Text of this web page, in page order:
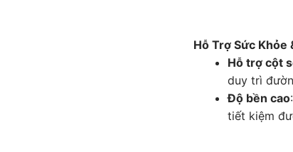
Hỗ Trợ Sức Khỏe
Hỗ trợ cột
duy trì
Độ bền cao
tiết kiệm